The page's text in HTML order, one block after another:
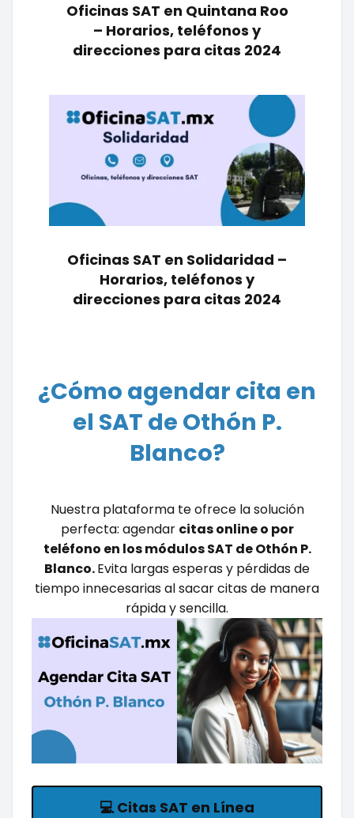
Oficinas SAT en Quintana Roo
– Horarios, teléfonos y
direcciones para citas 2024
Oficinas SAT en Solidaridad –
Horarios, teléfonos y
direcciones para citas 2024
¿Cómo agendar cita en
el SAT de Othón P.
Blanco?
Nuestra plataforma te ofrece la solución
perfecta: agendar citas online o por
teléfono en los módulos SAT deOthón P.
Blanco.Evita largas esperas y pérdidas de
tiempo innecesarias al sacar citas de manera
rápida y sencilla.
💻Citas SAT en Línea